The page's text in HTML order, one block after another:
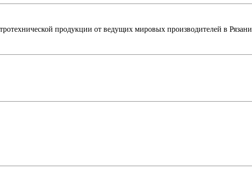
продукции от ведущих мировых производителей в Рязани